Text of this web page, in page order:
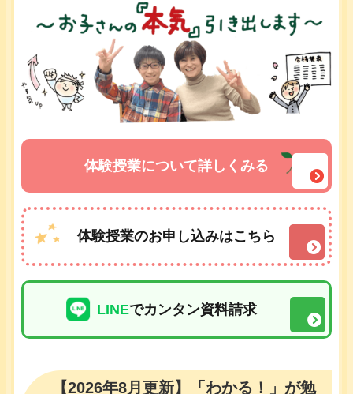
体験授業について詳しくみる
体験授業のお申し込みはこちら
LINEでカンタン資料請求
【2026年8月更新】「わかる！」が勉